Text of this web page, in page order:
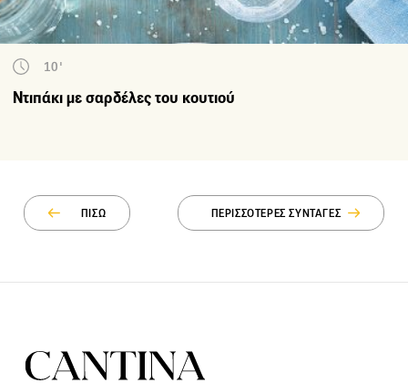
10'
Ντιπάκι με σαρδέλες του κουτιού
ΠΙΣΩ ΠΕΡΙΣΣΟΤΕΡΕΣ ΣΥΝΤΑΓΕΣ